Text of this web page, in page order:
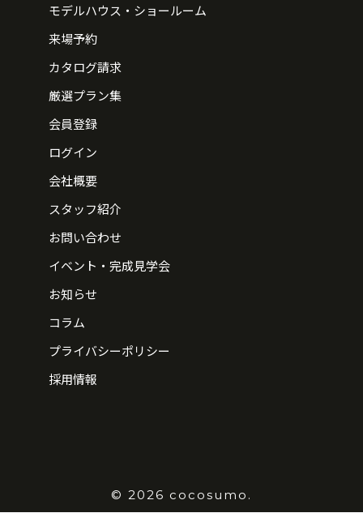
モデルハウス・ショールーム
来場予約
カタログ請求
厳選プラン集
会員登録
ログイン
会社概要
スタッフ紹介
お問い合わせ
イベント・完成見学会
お知らせ
コラム
プライバシーポリシー
採用情報
© 2026 cocosumo.